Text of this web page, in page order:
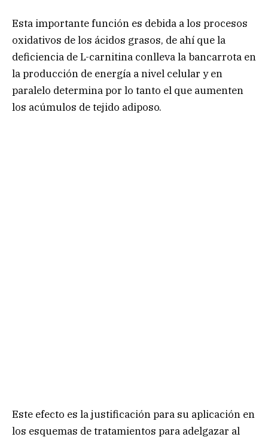
Esta importante función es debida a los procesos
oxidativos de los ácidos grasos, de ahí que la
deficiencia de L-carnitina conlleva la bancarrota en
la producción de energía a nivel celular y en
paralelo determina por lo tanto el que aumenten
los acúmulos de tejido adiposo.
Este efecto es la justificación para su aplicación en
los esquemas de tratamientos para adelgazar al